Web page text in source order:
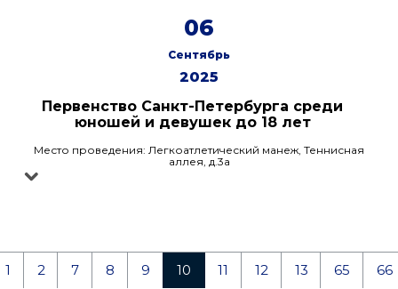
06
Сентябрь
2025
Первенство Санкт-Петербурга среди
юношей и девушек до 18 лет
Место проведения: Легкоатлетический манеж, Теннисная
аллея, д.3а
1 2 7 8 9 10 11 12 13 65 66